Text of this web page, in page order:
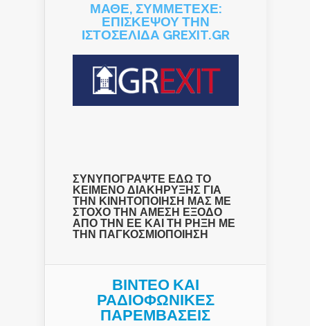
ΜΑΘΕ, ΣΥΜΜΕΤΕΧΕ:
ΕΠΙΣΚΕΨΟΥ ΤΗΝ
ΙΣΤΟΣΕΛΙΔΑ GREXIT.GR
ΣΥΝΥΠΟΓΡΑΨΤΕ ΕΔΩ ΤΟ
ΚΕΙΜΕΝΟ ΔΙΑΚΗΡΥΞΗΣ ΓΙΑ
ΤΗΝ ΚΙΝΗΤΟΠΟΙΗΣΗ ΜΑΣ ΜΕ
ΣΤΟΧΟ ΤΗΝ ΑΜΕΣΗ ΕΞΟΔΟ
ΑΠΟ ΤΗΝ ΕΕ ΚΑΙ ΤΗ ΡΗΞΗ ΜΕ
ΤΗΝ ΠΑΓΚΟΣΜΙΟΠΟΙΗΣΗ
ΒΙΝΤΕΟ ΚΑΙ
ΡΑΔΙΟΦΩΝΙΚΕΣ
ΠΑΡΕΜΒΑΣΕΙΣ